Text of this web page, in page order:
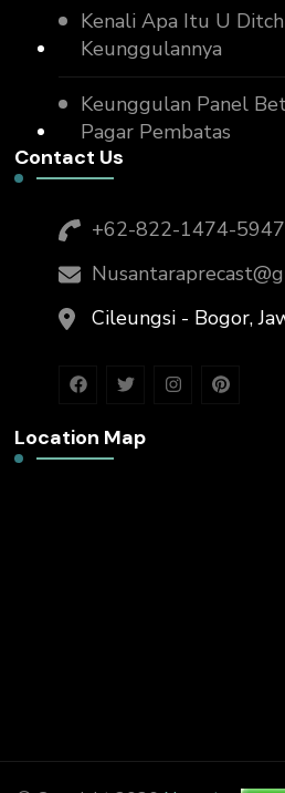
Kenali Apa Itu U
Keunggulannya
Keunggulan Panel
Pagar Pembatas
Contact Us
+62-822-1474-5947
Cileungsi - Bogor,
Location Map